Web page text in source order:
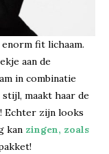
fit lichaam.
aan de
in combinatie
maakt haar de
Echter zijn looks
kan zingen, zoals